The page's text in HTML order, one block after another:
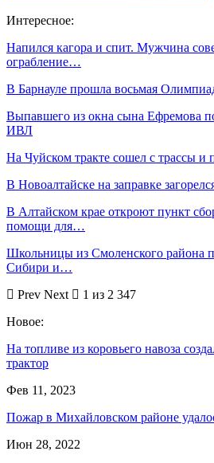
Интересное:
Напился кагора и спит. Мужчина
ограбление…
В Барнауле прошла восьмая
Выпавшего из окна сына Ефремова
ИВЛ
На Чуйском тракте сошел с трассы и
В Новоалтайске на заправке
В Алтайском крае откроют пункт
помощи для…
Школьницы из Смоленского района
Сибири и…
Prev Next
1 из 2 347
Новое:
На топливе из коровьего навоза
трактор
Фев 11, 2023
Пожар в Михайловском районе
Июн 28, 2022